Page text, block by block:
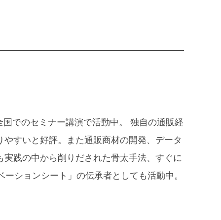
でのセミナー講演で活動中。 独自の通販経
すいと好評。また通販商材の開発、データ
践の中から削りだされた骨太手法、すぐに
ションシート」の伝承者としても活動中。